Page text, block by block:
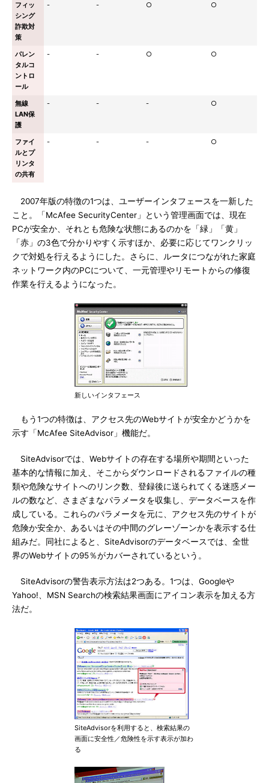
フィッ
シング
詐欺対
策
- - ○ ○
パレン
タルコ
ントロ
ール
- - ○ ○
無線
LAN保
護
- - - ○
ファイ
ルとプ
リンタ
の共有
- - - ○
2007年版の特徴の1つは、ユーザーインタフェースを一新した
こと。「McAfee SecurityCenter」という管理画面では、現在
PCが安全か、それとも危険な状態にあるのかを「緑」「黄」
「赤」の3色で分かりやすく示すほか、必要に応じてワンクリッ
クで対処を行えるようにした。さらに、ルータにつながれた家庭
ネットワーク内のPCについて、一元管理やリモートからの修復
作業を行えるようになった。
新しいインタフェース
もう1つの特徴は、アクセス先のWebサイトが安全かどうかを
示す「McAfee SiteAdvisor」機能だ。
SiteAdvisorでは、Webサイトの存在する場所や期間といった
基本的な情報に加え、そこからダウンロードされるファイルの種
類や危険なサイトへのリンク数、登録後に送られてくる迷惑メー
ルの数など、さまざまなパラメータを収集し、データベースを作
成している。これらのパラメータを元に、アクセス先のサイトが
危険か安全か、あるいはその中間のグレーゾーンかを表示する仕
組みだ。同社によると、SiteAdvisorのデータベースでは、全世
界のWebサイトの95％がカバーされているという。
SiteAdvisorの警告表示方法は2つある。1つは、Googleや
Yahoo!、MSN Searchの検索結果画面にアイコン表示を加える方
法だ。
SiteAdvisorを利用すると、検索結果の
画面に安全性／危険性を示す表示が加わ
る